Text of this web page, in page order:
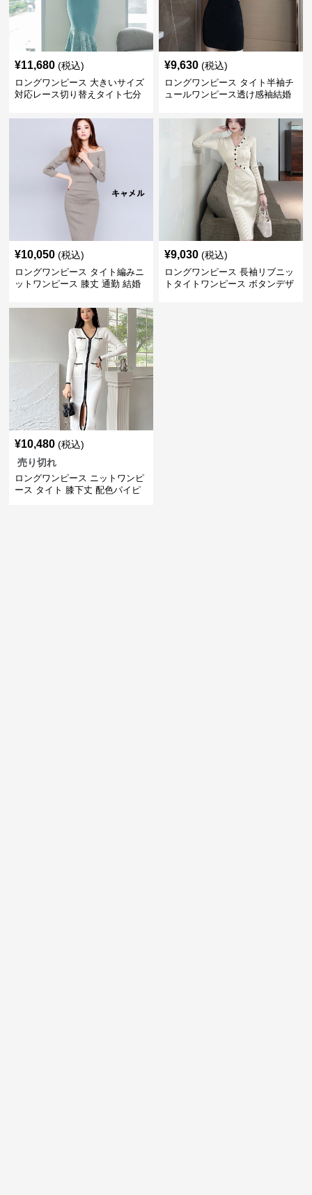
¥11,680 (税込)
ロングワンピース 大きいサイズ
対応レース切り替えタイト七分
¥9,630 (税込)
ロングワンピース タイト半袖チ
ュールワンピース透け感袖結婚
¥10,050 (税込)
ロングワンピース タイト編みニ
ットワンピース 膝丈 通勤 結婚
¥9,030 (税込)
ロングワンピース 長袖リブニッ
トタイトワンピース ボタンデザ
¥10,480 (税込)
売り切れ
ロングワンピース ニットワンピ
ース タイト 膝下丈 配色パイピ